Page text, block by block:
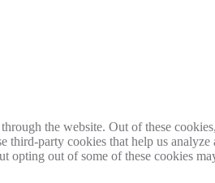
the website. Out of these
party cookies that help us
out of some of these cookies